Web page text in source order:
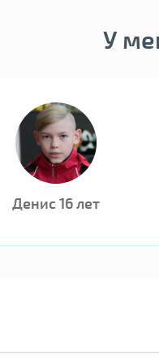
У
Денис 16 лет